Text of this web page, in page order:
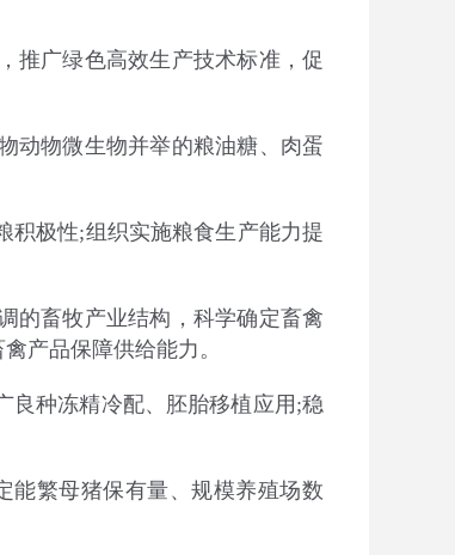
广绿色高效生产技术标准，促
物微生物并举的粮油糖、肉蛋
积极性;组织实施粮食生产能力提
畜牧产业结构，科学确定畜禽
产品保障供给能力。
种冻精冷配、胚胎移植应用 ;稳
繁母猪保有量、规模养殖场数